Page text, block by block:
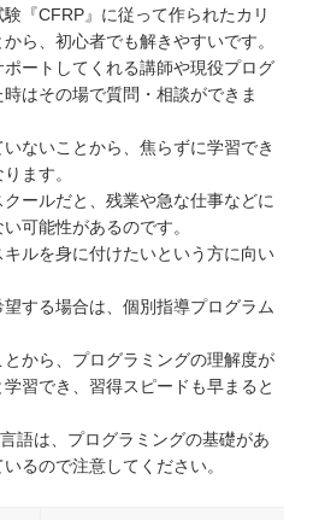
『CFRP』に従って作られたカリ
ら、初心者でも解きやすいです。
ートしてくれる講師や現役プログ
はその場で質問・相談ができま
ないことから、焦らずに学習でき
ます。
ールだと、残業や急な仕事などに
可能性があるのです。
ルを身に付けたいという方に向い
する場合は、個別指導プログラム
から、プログラミングの理解度が
習でき、習得スピードも早まると
語は、プログラミングの基礎があ
るので注意してください。